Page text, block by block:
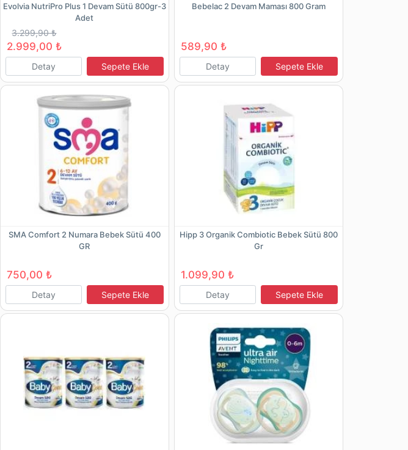
Evolvia NutriPro Plus 1 Devam Sütü 800gr-3
Adet
3.299,90 ₺
2.999,00 ₺
Detay Sepete Ekle
Bebelac 2 Devam Maması 800 Gram
589,90 ₺
Detay Sepete Ekle
SMA Comfort 2 Numara Bebek Sütü 400
GR
750,00 ₺
Detay Sepete Ekle
Hipp 3 Organik Combiotic Bebek Sütü 800
Gr
1.099,90 ₺
Detay Sepete Ekle